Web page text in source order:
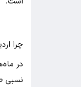
چرا
نسبی